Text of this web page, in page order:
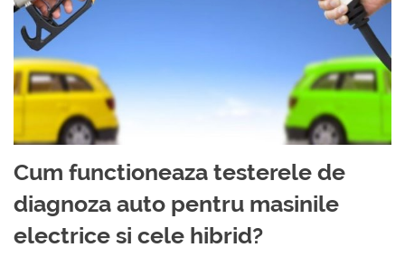
Cum functioneaza testerele de
diagnoza auto pentru masinile
electrice si cele hibrid?